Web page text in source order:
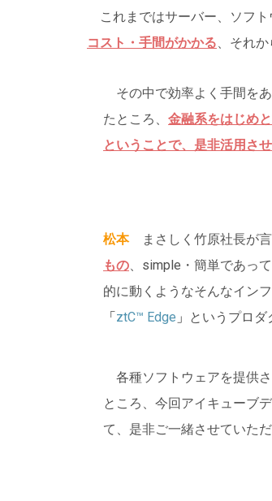
これまではサーバー、ソフト
コスト・手間がかかる 、それ
その中で効率よく手間を
たところ、 金融系をはじめ
ということで、是非活用さ
松本まさしく竹原社長が言
もの、simple・簡単であっ
的に動くようなそんなイン
「ztC™ Edge 」 というプロダ
各種ソフトウェアを提供
ところ、今回アイキューブ
て、是非ご一緒させていた